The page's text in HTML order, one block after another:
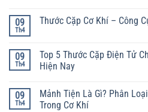
09
Th4
Thước Cặp Cơ Khí – Công
09
Th4
Top 5 Thước Cặp Điện Tử
Hiện Nay
09
Th4
Mảnh Tiện Là Gì? Phân
Trong Cơ Khí